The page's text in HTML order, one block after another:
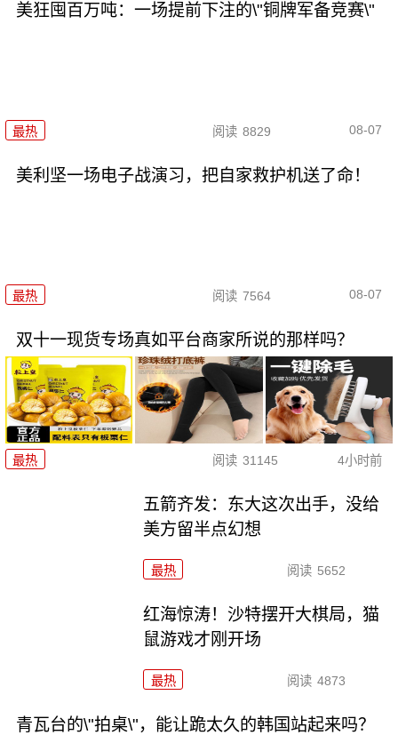
美狂囤百万吨：一场提前下注的\"铜牌军备竞赛\"
最热 阅读 8829 08-07
美利坚一场电子战演习，把自家救护机送了命！
最热 阅读 7564 08-07
双十一现货专场真如平台商家所说的那样吗？
最热 阅读 31145 4小时前
五箭齐发：东大这次出手，没给
美方留半点幻想
最热 阅读 5652
红海惊涛！沙特摆开大棋局，猫
鼠游戏才刚开场
最热 阅读 4873
青瓦台的\"拍桌\"，能让跪太久的韩国站起来吗？